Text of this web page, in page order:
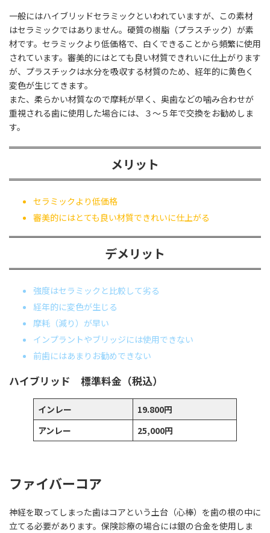
一般にはハイブリッドセラミックといわれていますが、この素材
はセラミックではありません。硬質の樹脂（プラスチック）が素
材です。セラミックより低価格で、白くできることから頻繁に使用
されています。審美的にはとても良い材質できれいに仕上がります
が、プラスチックは水分を吸収する材質のため、経年的に黄色く
変色が生じてきます。
また、柔らかい材質なので摩耗が早く、奥歯などの噛み合わせが
重視される歯に使用した場合には、３～５年で交換をお勧めしま
す。
メリット
セラミックより低価格
審美的にはとても良い材質できれいに仕上がる
デメリット
強度はセラミックと比較して劣る
経年的に変色が生じる
摩耗（減り）が早い
インプラントやブリッジには使用できない
前歯にはあまりお勧めできない
ハイブリッド 標準料金（税込）
インレー
19.800円
アンレー
25,000円
ファイバーコア
神経を取ってしまった歯はコアという土台（心棒）を歯の根の中に
立てる必要があります。保険診療の場合には銀の合金を使用しま